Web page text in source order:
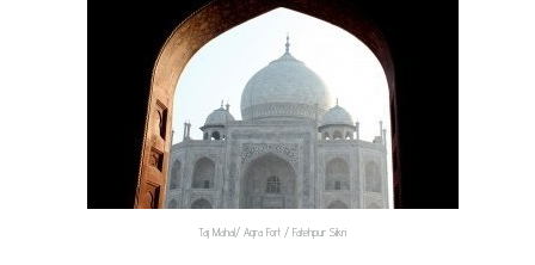
Taj Mahal/ Agra Fort / Fatehpur Sikri